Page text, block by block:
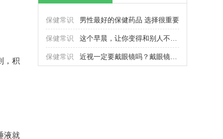
，积
液就
保健常识 男性最好的保健药品 选择很重要
保健常识
保健常识